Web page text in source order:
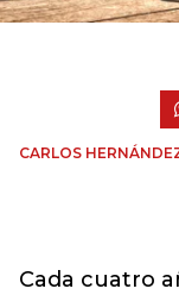
CARLOS
Cada cuatro